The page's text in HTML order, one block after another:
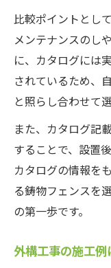
比較ポイントとし
メンテナンスのし
に、カタログには
されているため、
と照らし合わせて
また、カタログ記
することで、設置
カタログの情報を
る鋳物フェンスを
の第一歩です。
外構工事の施工